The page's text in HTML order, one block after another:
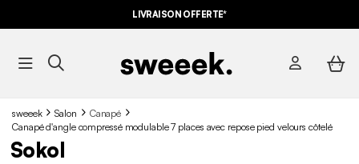
LIVRAISON OFFERTE*
sweeek Salon
Canapé
Canapé d'angle compressé modulable 7 places avec repose pied velours côtelé
Sokol